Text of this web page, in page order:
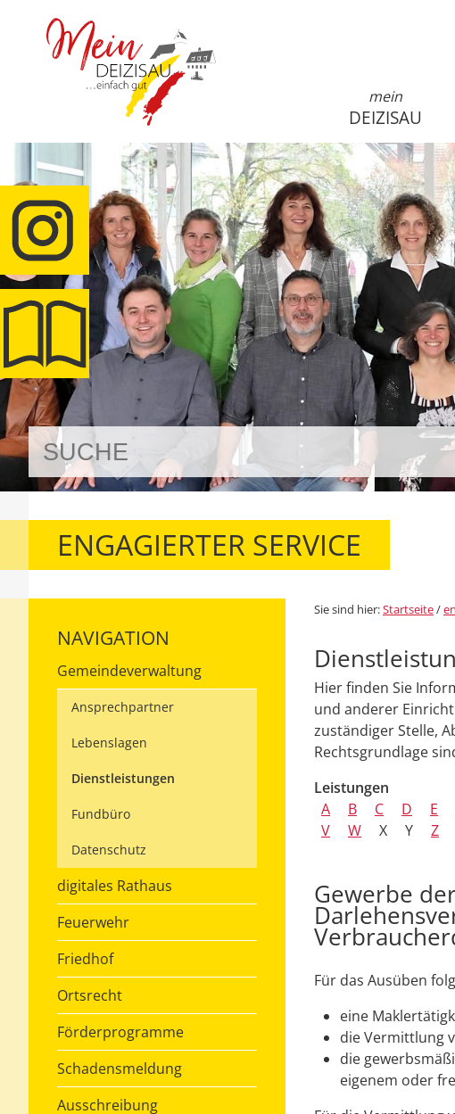
mein
DEIZISAU
ENGAGIERTER SERVICE
NAVIGATION
Gemeindeverwaltung
Ansprechpartner
Lebenslagen
Dienstleistungen
Fundbüro
Datenschutz
digitales Rathaus
Feuerwehr
Friedhof
Ortsrecht
Förderprogramme
Schadensmeldung
Ausschreibung
Sie sind hier:Startseite/
Hier finden Sie
und anderer
zuständiger Stelle,
Rechtsgrundlage
Leistungen
A
B C D E
V
W X Y Z
Gewerbe
Für das Ausüben
eine
die Vermittlung
die
eigenem oder